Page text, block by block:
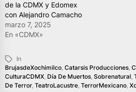
de la CDMX y Edomex
con Alejandro Camacho
marzo 7, 2025
En «CDMX»
In
BrujasdeXochimilco, Catarsis Producciones,
CulturaCDMX, Día De Muertos, Sobrenatural,
De Terror, TeatroLacustre, TerrorMexicano,